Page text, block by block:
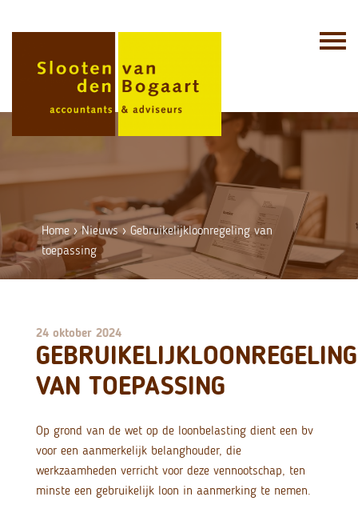
Home ›Nieuws›Gebruikelijkloonregeling van
toepassing
24 oktober 2024
GEBRUIKELIJKLOONREGELING
VAN TOEPASSING
Op grond van de wet op de loonbelasting dient een bv
voor een aanmerkelijk belanghouder, die
werkzaamheden verricht voor deze vennootschap, ten
minste een gebruikelijk loon in aanmerking te nemen.